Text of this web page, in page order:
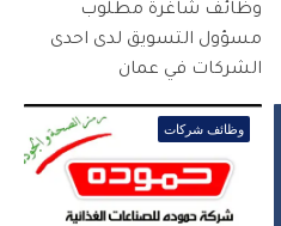
وظائف شاغرة مطلوب
مسؤول التسويق لدى احدى
الشركات في عمان
وظائف شركات